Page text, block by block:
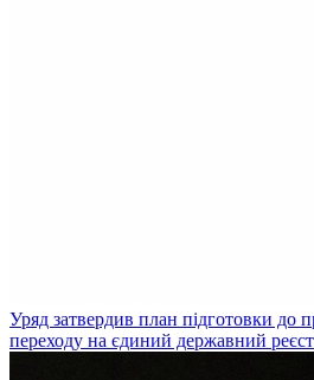
Уряд затвердив план підготовки
переходу на єдиний державний